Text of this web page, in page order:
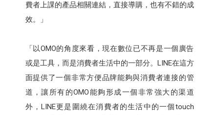
費者上課的產品相關連結，直接導購，也有不錯的成
效。」
「以OMO的角度來看，現在數位已不再是一個廣告
或是工具，而是消費者生活中的一部分。LINE在這方
面提供了一個非常方便品牌能夠與消費者連接的管
道，讓所有的OMO能夠形成一個非常強大的渠道
外，LINE更是圍繞在消費者的生活中的一個touch